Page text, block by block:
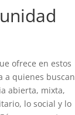
ofrece en estos
a quienes buscan
abierta, mixta,
lo social y lo